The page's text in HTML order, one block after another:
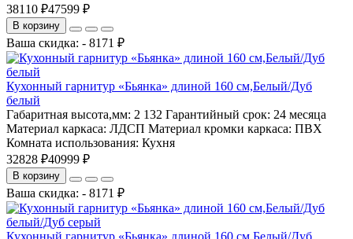
38110 ₽47599 ₽
В корзину
Ваша скидка: - 8171 ₽
Кухонный гарнитур «Бьянка» длиной 160 см,Белый/Дуб
белый
Габаритная высота,мм: 2 132 Гарантийный срок: 24 месяца
Материал каркаса: ЛДСП Материал кромки каркаса: ПВХ
Комната использования: Кухня
32828 ₽40999 ₽
В корзину
Ваша скидка: - 8171 ₽
Кухонный гарнитур «Бьянка» длиной 160 см,Белый/Дуб